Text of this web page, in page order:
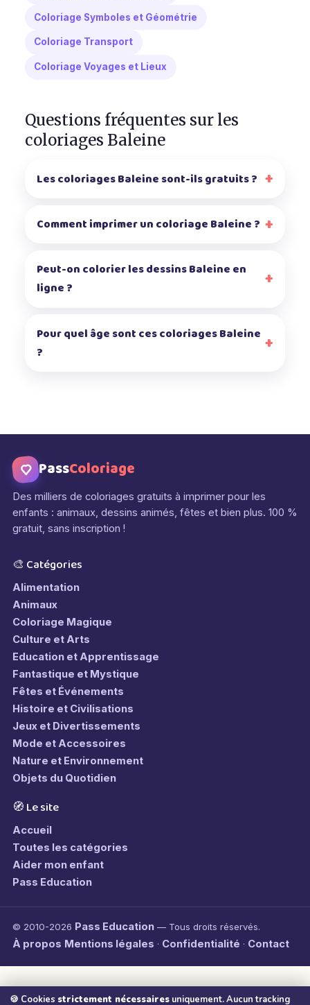
Coloriage Symboles et Géométrie
Coloriage Transport
Coloriage Voyages et Lieux
Questions fréquentes sur les
coloriages Baleine
Les coloriages Baleine sont-ils gratuits ?
Comment imprimer un coloriage Baleine ?
Peut-on colorier les dessins Baleine en
ligne ?
Pour quel âge sont ces coloriages Baleine
?
PassColoriage
Des milliers de coloriages gratuits à imprimer pour les
enfants : animaux, dessins animés, fêtes et bien plus. 100 %
gratuit, sans inscription !
🎨 Catégories
Alimentation
Animaux
Coloriage Magique
Culture et Arts
Education et Apprentissage
Fantastique et Mystique
Fêtes et Événements
Histoire et Civilisations
Jeux et Divertissements
Mode et Accessoires
Nature et Environnement
Objets du Quotidien
🧭 Le site
Accueil
Toutes les catégories
Aider mon enfant
Pass Education
© 2010-2026 Pass Education— Tous droits réservés.
À propos Mentions légales · Confidentialité · Contact
🍪 Cookies strictement nécessaires uniquement. Aucun tracking